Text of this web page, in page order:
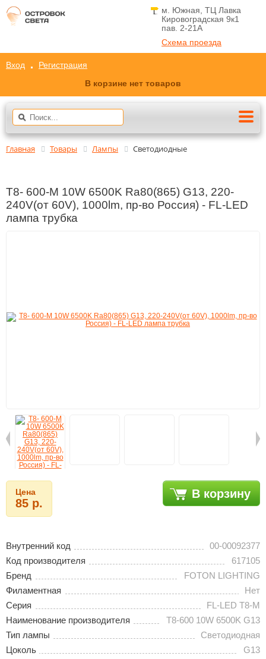
м. Южная, ТЦ Лавка
Кировоградская 9к1
пав. 2-21A
Схема проезда
Вход
Регистрация
В корзине нет товаров
Главная Товары Лампы Светодиодные
T8- 600-М 10W 6500K Ra80(865) G13, 220-
240V(от 60V), 1000lm, пр-во Россия) - FL-LED
лампа трубка
Цена
85 р.
В корзину
Внутренний код
00-00092377
Код производителя
617105
Бренд
FOTON LIGHTING
Филаментная
Нет
Серия
FL-LED T8-M
Наименование производителя
T8-600 10W 6500K G13
Тип лампы
Светодиодная
Цоколь
G13